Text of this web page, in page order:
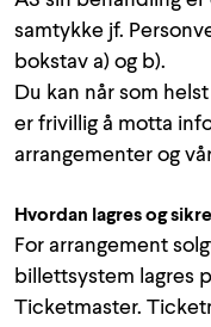
samtykke jf.
bokstav a) og b).
Du kan når som
er frivillig å motta
arrangementer og
Hvordan lagres og
For arrangement
billettsystem lagres
Ticketmaster.